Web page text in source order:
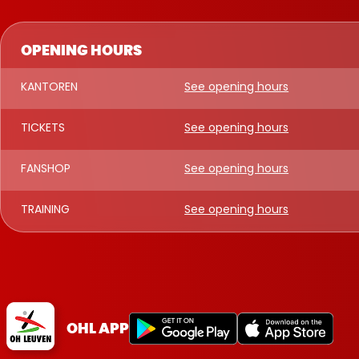
OPENING HOURS
KANTOREN See opening hours
TICKETS See opening hours
FANSHOP See opening hours
TRAINING See opening hours
OHL APP